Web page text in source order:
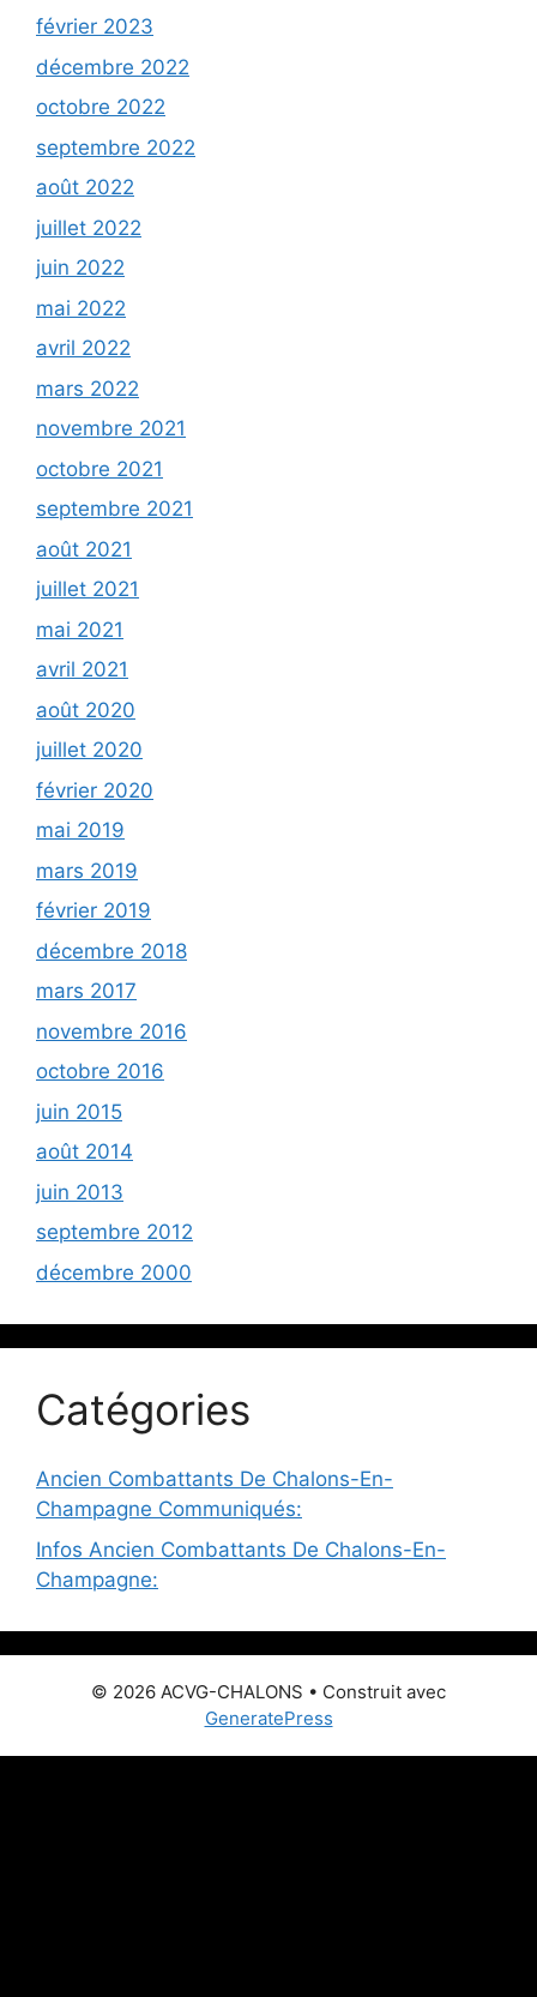
février 2023
décembre 2022
octobre 2022
septembre 2022
août 2022
juillet 2022
juin 2022
mai 2022
avril 2022
mars 2022
novembre 2021
octobre 2021
septembre 2021
août 2021
juillet 2021
mai 2021
avril 2021
août 2020
juillet 2020
février 2020
mai 2019
mars 2019
février 2019
décembre 2018
mars 2017
novembre 2016
octobre 2016
juin 2015
août 2014
juin 2013
septembre 2012
décembre 2000
Catégories
Ancien Combattants De Chalons-En-
Champagne Communiqués:
Infos Ancien Combattants De Chalons-En-
Champagne:
© 2026 ACVG-CHALONS • Construit avec
GeneratePress